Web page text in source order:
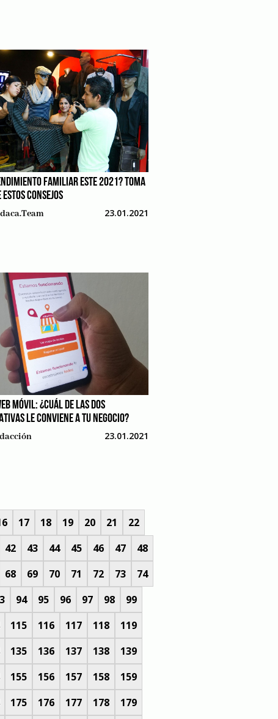
FAMILIAR ESTE 2021? TOMA
CONSEJOS
23.01.2021
MÓVIL: ¿CUÁL DE LAS DOS
LE CONVIENE A TU NEGOCIO?
23.01.2021
17 18 19 20 21
22
42 43 44 45 46 47
48
68 69 70 71 72 73
74
94 95 96 97 98
99
115 116 117 118
119
135 136 137 138
139
155 156 157 158
159
175 176 177 178
179